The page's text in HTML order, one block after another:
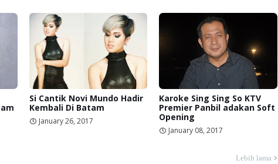
Si Cantik Novi Mundo Hadir
Kembali Di Batam
January 26, 2017
Karoke Sing Sing So KTV
Premier Panbil adakan Soft
Opening
January 08, 2017
Lebih lama